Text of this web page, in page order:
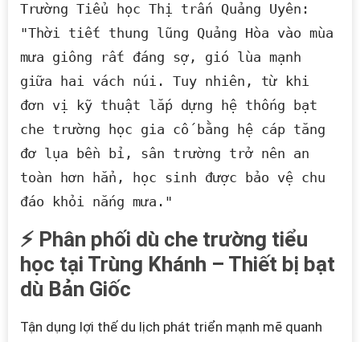
Trường Tiểu học Thị trấn Quảng Uyên:
"Thời tiết thung lũng Quảng Hòa vào mùa
mưa giông rất đáng sợ, gió lùa mạnh
giữa hai vách núi. Tuy nhiên, từ khi
đơn vị kỹ thuật lắp dựng hệ thống bạt
che trường học gia cố bằng hệ cáp tăng
đơ lụa bền bỉ, sân trường trở nên an
toàn hơn hẳn, học sinh được bảo vệ chu
⚡ Phân phối dù che trường tiểu
học tại Trùng Khánh – Thiết bị bạt
dù Bản Giốc
Tận dụng lợi thế du lịch phát triển mạnh mẽ quanh